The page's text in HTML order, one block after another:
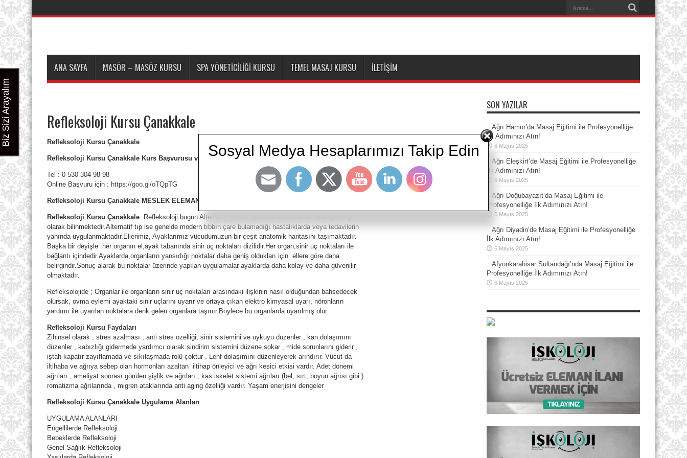
ANA SAYFA MASÖR – MASÖZ KURSU SPA YÖNETICILIĞI KURSU TEMEL MASAJ KURSU İLETIŞIM
Refleksoloji Kursu Çanakkale
Refleksoloji Kursu Çanakkale
Refleksoloji Kursu Çanakkale Kurs Başvurusu ve Ön Kayıt için;
Tel : 0 530 304 98 98
Online Başvuru için : https://goo.gl/oTQpTG
Refleksoloji Kursu Çanakkale MESLEK ELEMANI TANIMI
Refleksoloji Kursu Çanakkale Refleksoloji bugün Alternatif Tıp’ta tedaviler arasında tamamlayıcı tıp
olarak bilinmektedir.Alternatif tıp ise genelde modern tıbbın çare bulamadığı hastalıklarda veya tedavilerin
yanında uygulanmaktadır.Ellerimiz, Ayaklarımız vücudumuzun bir çeşit anatomik haritasını taşımaktadır.
Başka bir deyişle her organın el,ayak tabanında sinir uç noktaları dizilidir.Her organ,sinir uç noktaları ile
bağlantı içindedir.Ayaklarda,organların yansıdığı noktalar daha geniş oldukları için ellere göre daha
belirgindir.Sonuç alarak bu noktalar üzerinde yapılan uygulamalar ayaklarda daha kolay ve daha güvenilir
olmaktadır.
Refleksolojide ; Organlar ile organların sinir uç noktaları arasındaki ilişkinin nasıl olduğundan bahsedecek
olursak, ovma eylemi ayaktaki sinir uçlarını uyarır ve ortaya çıkan elektro kimyasal uyarı, nöronların
yardımı ile uyarılan noktalara denk gelen organlara taşınır.Böylece bu organlarda uyarılmış olur.
Refleksoloji Kursu Faydaları
Zihinsel olarak , stres azalması , anti stres özelliği, sinir sistemini ve uykuyu düzenler , kan dolaşımını
düzenler , kabızlığı gidermede yardımcı olarak sindirim sistemini düzene sokar , mide sorunlarını giderir ,
iştah kapatır zayıflamada ve sıkılaşmada rolü çoktur . Lenf dolaşımını düzenleyerek arındırır. Vücut da
iltihaba ve ağrıya sebep olan hormonları azaltan iltihap önleyici ve ağrı kesici etkisi vardır. Adet dönemi
ağrıları , ameliyat sonrası görülen şişlik ve ağrıları , kas iskelet sistemi ağrıları (bel, sırt, boyun ağrısı gibi )
romatizma ağrılarında , migren ataklarında anti aging özelliği vardır. Yaşam enerjisini dengeler
Refleksoloji Kursu Çanakkale Uygulama Alanları
UYGULAMA ALANLARI
Engellilerde Refleksoloji
Bebeklerde Refleksoloji
Genel Sağlık Refleksoloji
SON YAZILAR
Ağrı Hamur’da Masaj Eğitimi ile Profesyonelliğe
İlk Adımınızı Atın!
6 Mayıs 2025
Ağrı Eleşkirt’de Masaj Eğitimi ile Profesyonelliğe
İlk Adımınızı Atın!
6 Mayıs 2025
Ağrı Doğubayazıt’da Masaj Eğitimi ile
Profesyonelliğe İlk Adımınızı Atın!
6 Mayıs 2025
Ağrı Diyadin’de Masaj Eğitimi ile Profesyonelliğe
İlk Adımınızı Atın!
6 Mayıs 2025
Afyonkarahisar Sultandağı’nda Masaj Eğitimi ile
Profesyonelliğe İlk Adımınızı Atın!
6 Mayıs 2025
Biz Sizi Arayalım
Sosyal Medya Hesaplarımızı Takip Edin